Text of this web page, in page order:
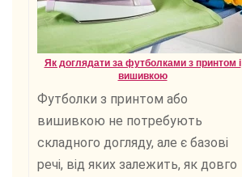
Як доглядати за футболками з принтом і
вишивкою
Футболки з принтом або
вишивкою не потребують
складного догляду, але є базові
речі, від яких залежить, як довго